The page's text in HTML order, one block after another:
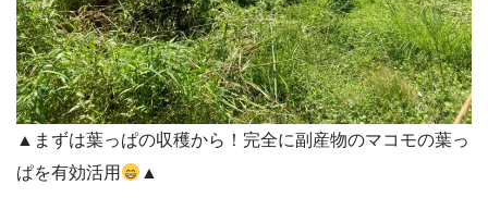
▲まずは葉っぱの収穫から！完全に副産物のマコモの葉っ
ぱを有効活用
▲